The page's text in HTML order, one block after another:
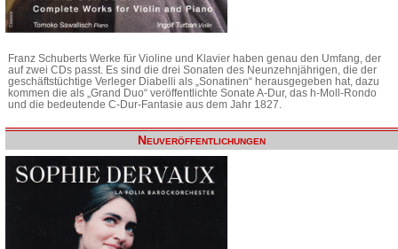
Franz Schuberts Werke für Violine und Klavier haben genau den Umfang, der
auf zwei CDs passt. Es sind die drei Sonaten des Neunzehnjährigen, die der
geschäftstüchtige Verleger Diabelli als „Sonatinen“ herausgegeben hat, dazu
kommen die als „Grand Duo“ veröffentlichte Sonate A-Dur, das h-Moll-Rondo
und die bedeutende C-Dur-Fantasie aus dem Jahr 1827.
Neuveröffentlichungen